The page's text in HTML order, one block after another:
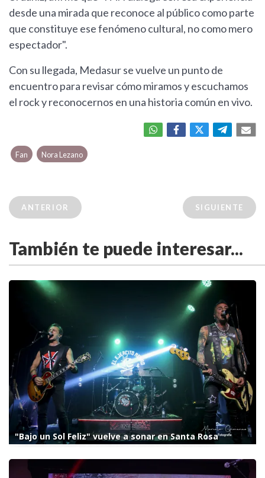
desde una mirada que reconoce al público como parte
que constituye ese fenómeno cultural, no como mero
espectador".
Con su llegada, Medasur se vuelve un punto de
encuentro para revisar cómo miramos y escuchamos
el rock y reconocernos en una historia común en vivo.
Fan Nora Lezano
ANTERIOR SIGUIENTE
También te puede interesar...
"Bajo un Sol Feliz" vuelve a sonar en Santa Rosa